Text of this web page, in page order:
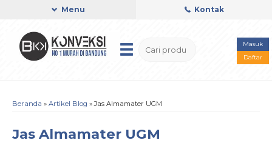
Menu Kontak
Masuk
Daftar
Beranda » Artikel Blog » Jas Almamater UGM
Jas Almamater UGM